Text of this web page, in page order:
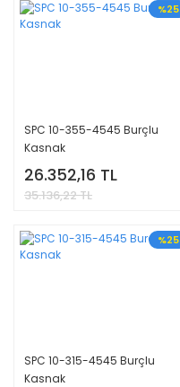
%25
SPC 10-355-4545 Burçlu
Kasnak
26.352,16 TL
35.136,22 TL
%25
SPC 10-315-4545 Burçlu
Kasnak